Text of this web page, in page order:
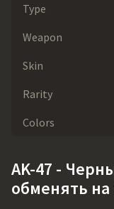
Type
Weapon
Skin
Rarity
Colors
AK-47 -
обменять